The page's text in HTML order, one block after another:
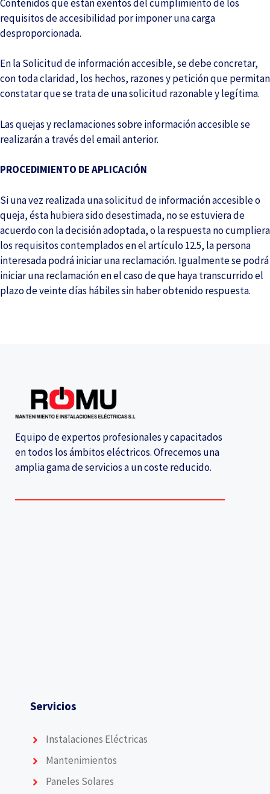
Contenidos que están exentos del cumplimiento de los
requisitos de accesibilidad por imponer una carga
desproporcionada.
En la Solicitud de información accesible, se debe concretar,
con toda claridad, los hechos, razones y petición que permitan
constatar que se trata de una solicitud razonable y legítima.
Las quejas y reclamaciones sobre información accesible se
realizarán a través del email anterior.
PROCEDIMIENTO DE APLICACIÓN
Si una vez realizada una solicitud de información accesible o
queja, ésta hubiera sido desestimada, no se estuviera de
acuerdo con la decisión adoptada, o la respuesta no cumpliera
los requisitos contemplados en el artículo 12.5, la persona
interesada podrá iniciar una reclamación. Igualmente se podrá
iniciar una reclamación en el caso de que haya transcurrido el
plazo de veinte días hábiles sin haber obtenido respuesta.
Equipo de expertos profesionales y capacitados
en todos los ámbitos eléctricos. Ofrecemos una
amplia gama de servicios a un coste reducido.
Servicios
Instalaciones Eléctricas
Mantenimientos
Paneles Solares